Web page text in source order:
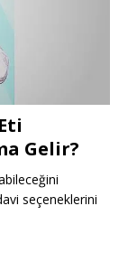
Gelir?
seçeneklerini